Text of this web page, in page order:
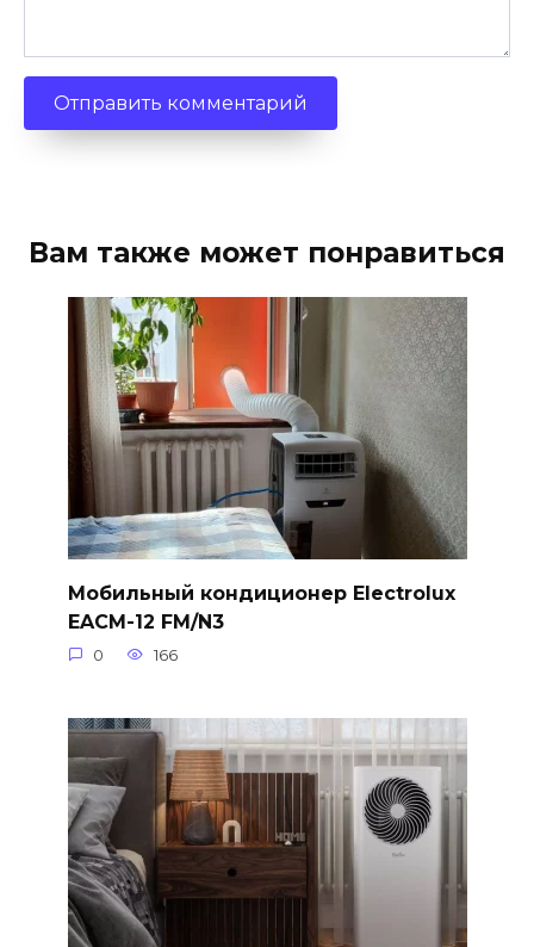
Вам также может понравиться
Мобильный кондиционер Electrolux
EACM-12 FM/N3
0 166